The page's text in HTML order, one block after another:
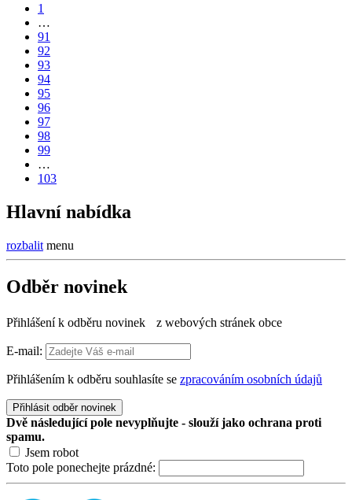
1
…
91
92
93
94
95
96
97
98
99
…
103
Hlavní nabídka
rozbalit menu
Odběr novinek
Přihlášení k odběru novinek z webových stránek obce
E-mail:
Přihlášením k odběru souhlasíte se zpracováním osobních údajů
Přihlásit odběr novinek
Dvě následující pole nevyplňujte - slouží jako ochrana proti
spamu.
Jsem robot
Toto pole ponechejte prázdné: